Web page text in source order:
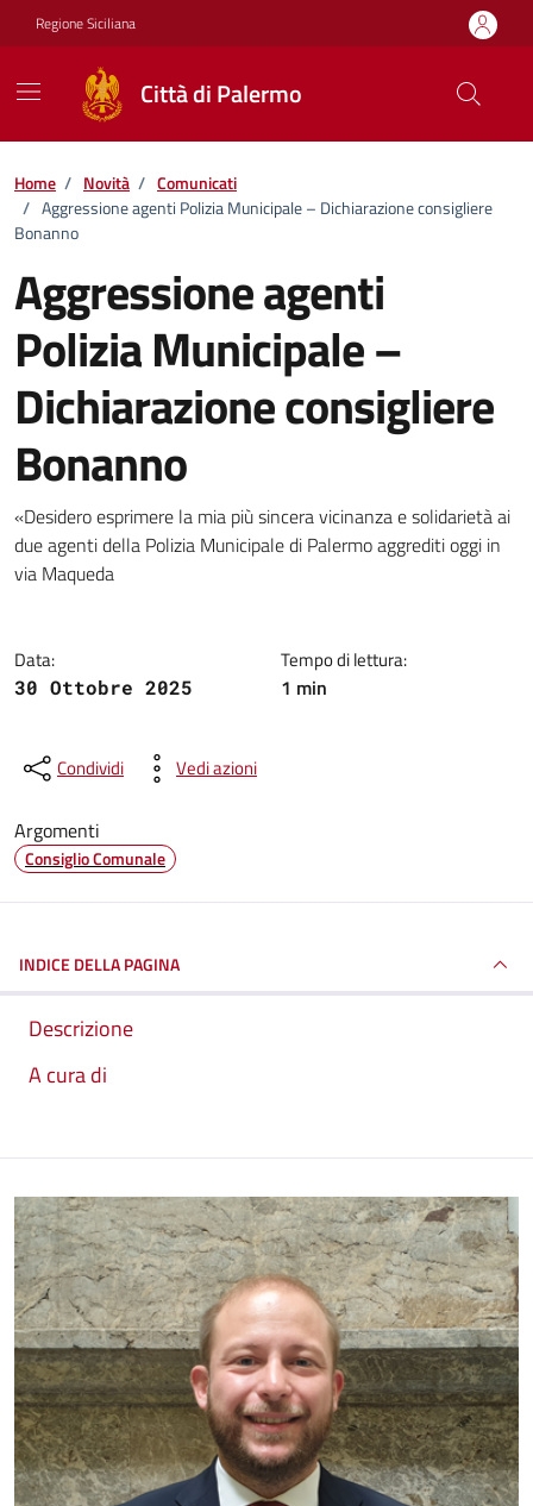
Vai ai contenuti
Vai al footer
Regione Siciliana
Città di Palermo
Home / Novità / Comunicati
/ Aggressione agenti Polizia Municipale – Dichiarazione consigliere
Bonanno
Aggressione agenti
Polizia Municipale –
Dichiarazione consigliere
Bonanno
Dettagli della notizia
«Desidero esprimere la mia più sincera vicinanza e solidarietà ai
due agenti della Polizia Municipale di Palermo aggrediti oggi in
via Maqueda
Data:
30 Ottobre 2025
Tempo di lettura:
1 min
Condividi Vedi azioni
Argomenti
Consiglio Comunale
INDICE DELLA PAGINA
Descrizione
A cura di